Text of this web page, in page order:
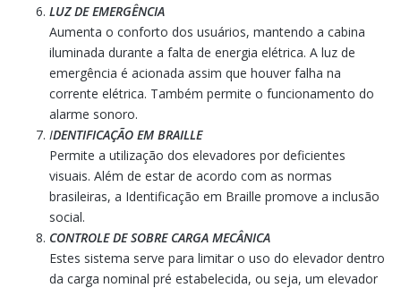
LUZ DE EMERGÊNCIA
Aumenta o conforto dos usuários, mantendo a cabina
iluminada durante a falta de energia elétrica. A luz de
emergência é acionada assim que houver falha na
corrente elétrica. Também permite o funcionamento do
alarme sonoro.
IDENTIFICAÇÃO EM BRAILLE
Permite a utilização dos elevadores por deficientes
visuais. Além de estar de acordo com as normas
brasileiras, a Identificação em Braille promove a inclusão
social.
CONTROLE DE SOBRE CARGA MECÂNICA
Estes sistema serve para limitar o uso do elevador dentro
da carga nominal pré estabelecida, ou seja, um elevador